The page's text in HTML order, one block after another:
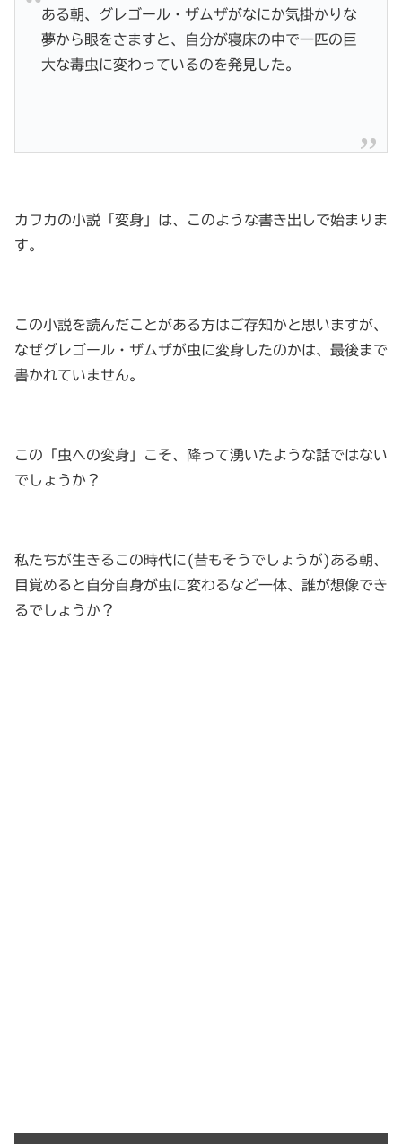
ある朝、グレゴール・ザムザがなにか気掛かりな
夢から眼をさますと、自分が寝床の中で一匹の巨
大な毒虫に変わっているのを発見した。
カフカの小説「変身」は、このような書き出しで始まりま
す。
この小説を読んだことがある方はご存知かと思いますが、
なぜグレゴール・ザムザが虫に変身したのかは、最後まで
書かれていません。
この「虫への変身」こそ、降って湧いたような話ではない
でしょうか？
私たちが生きるこの時代に(昔もそうでしょうが)ある朝、
目覚めると自分自身が虫に変わるなど一体、誰が想像でき
るでしょうか？